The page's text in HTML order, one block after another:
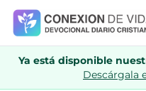
Ya está disponible
Descárgala